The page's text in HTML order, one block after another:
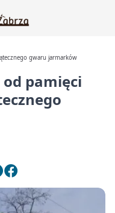
gwaru jarmarków
pamięci